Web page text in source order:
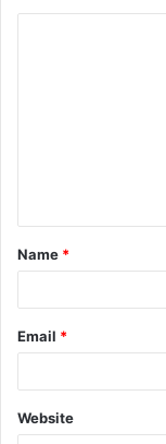
t
*
Name *
Email *
Website